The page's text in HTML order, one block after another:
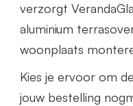
verzorgt
aluminium
woonplaats
Kies je ervoor om
jouw bestelling